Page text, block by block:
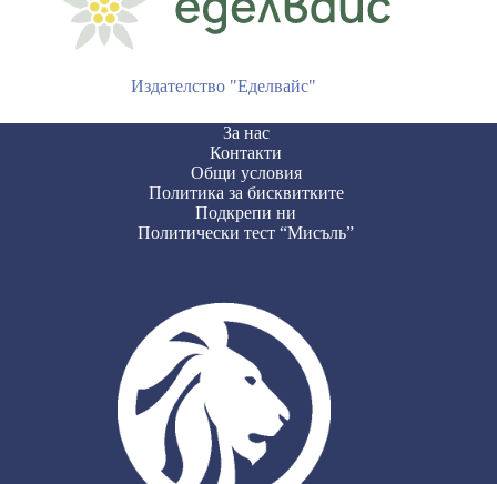
Издателство "Еделвайс"
За нас
Контакти
Общи условия
Политика за бисквитките
Подкрепи ни
Политически тест “Мисъль”